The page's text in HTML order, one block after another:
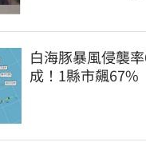
白海豚暴風侵襲
成！1縣市飆67%